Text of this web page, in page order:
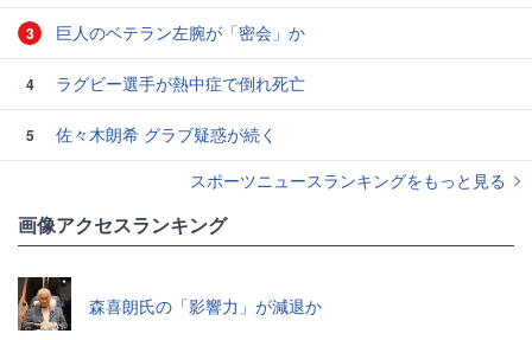
3 巨人のベテラン左腕が「密会」か
4 ラグビー選手が熱中症で倒れ死亡
5
佐々木朗希 グラブ疑惑が続く
スポーツニュースランキングをもっと見る
画像アクセスランキング
森喜朗氏の「影響力」が減退か